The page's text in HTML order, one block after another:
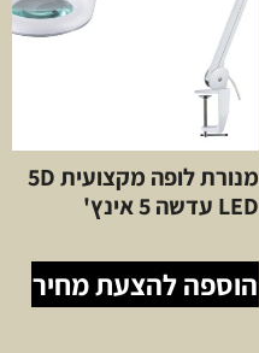
מנורת לופה מקצועית 5D
LED עדשה 5 אינץ'
הוספה להצעת מחיר